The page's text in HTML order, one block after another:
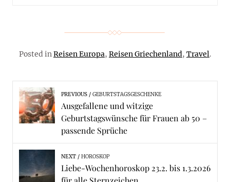
Posted inReisen Europa, Reisen Griechenland, Travel.
PREVIOUS GEBURTSTAGSGESCHENKE
Ausgefallene und witzige
Geburtstagswünsche für Frauen ab 50 –
passende Sprüche
NEXT HOROSKOP
Liebe-Wochenhoroskop 23.2. bis 1.3.2026